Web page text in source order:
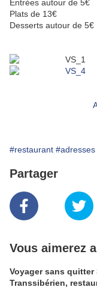
Entrées autour de 5€
Plats de 13€
Desserts autour de 5€
#restaurant
Partager
Vous aimerez
Voyager sans quitter
Transsibérien,